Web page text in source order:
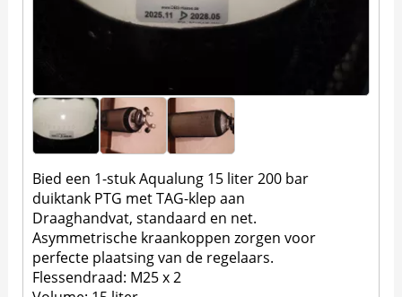
Bied een 1-stuk Aqualung 15 liter 200 bar
duiktank PTG met TAG-klep aan
Draaghandvat, standaard en net.
Asymmetrische kraankoppen zorgen voor
perfecte plaatsing van de regelaars.
Flessendraad: M25 x 2